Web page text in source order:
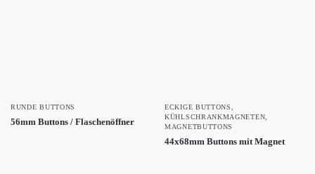
RUNDE BUTTONS
56mm Buttons / Flaschenöffner
ECKIGE BUTTONS
KÜHLSCHRANKMAGNETEN
MAGNETBUTTONS
44x68mm Buttons mit Magnet